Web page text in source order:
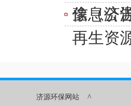
信息公
豫（济
再生资
济源环保网站 ^